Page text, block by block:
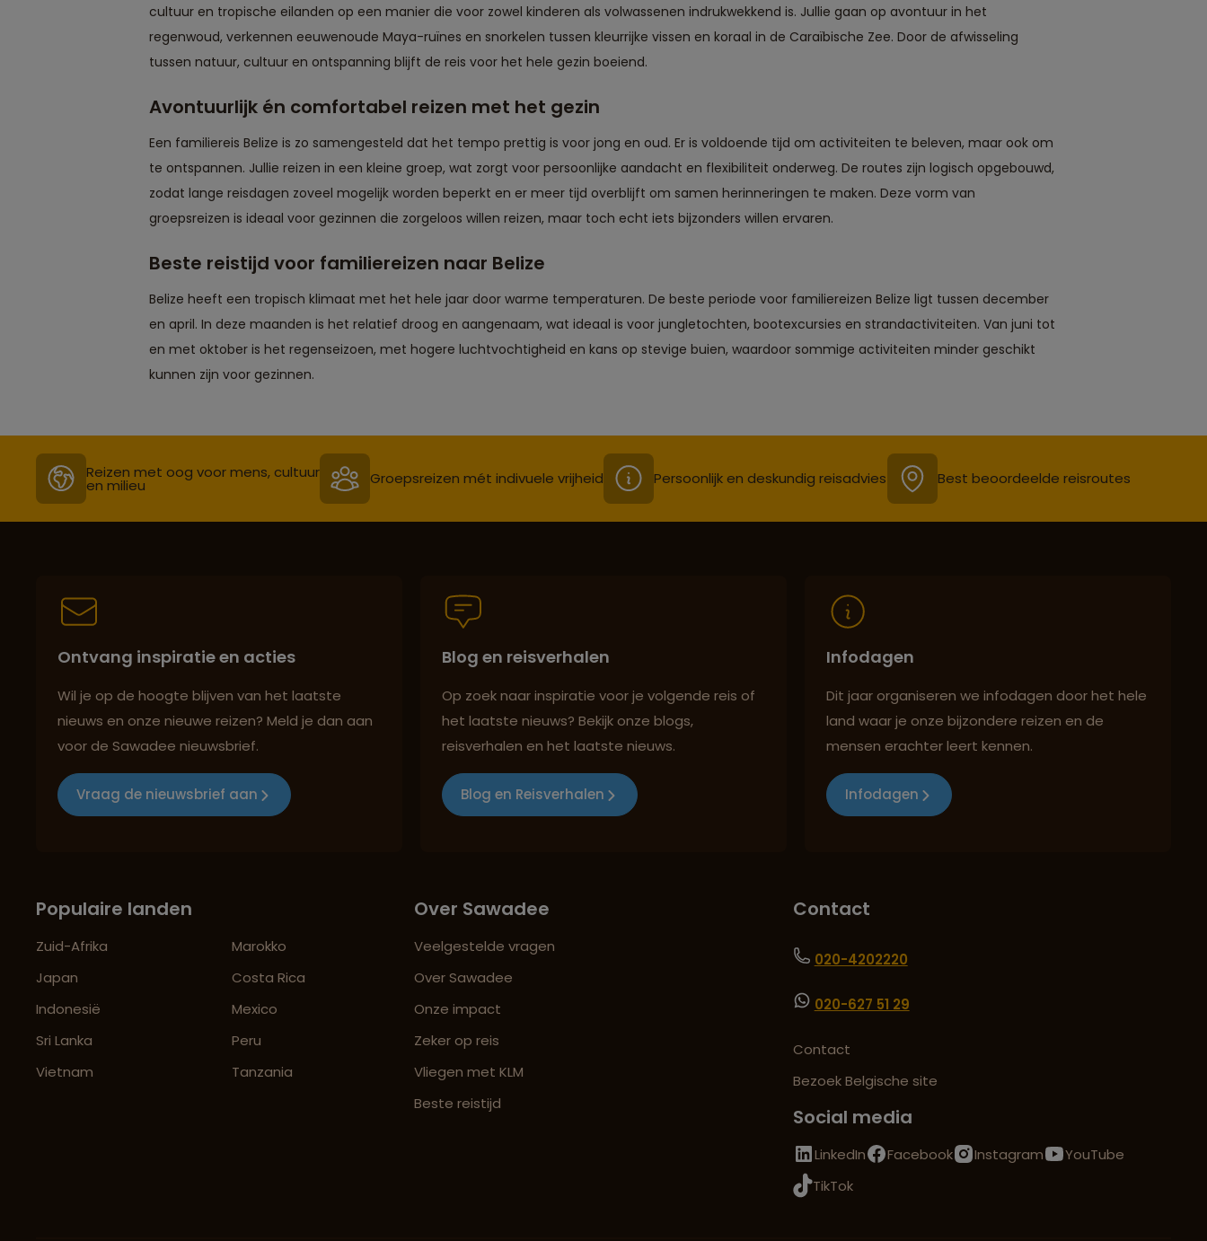
cultuur en tropische eilanden op een manier die voor zowel kinderen als volwassenen indrukwekkend is. Jullie gaan op avontuur in het
regenwoud, verkennen eeuwenoude Maya-ruïnes en snorkelen tussen kleurrijke vissen en koraal in de Caraïbische Zee. Door de afwisseling
tussen natuur, cultuur en ontspanning blijft de reis voor het hele gezin boeiend.
Avontuurlijk én comfortabel reizen met het gezin
Een familiereis Belize is zo samengesteld dat het tempo prettig is voor jong en oud. Er is voldoende tijd om activiteiten te beleven, maar ook om
te ontspannen. Jullie reizen in een kleine groep, wat zorgt voor persoonlijke aandacht en flexibiliteit onderweg. De routes zijn logisch opgebouwd,
zodat lange reisdagen zoveel mogelijk worden beperkt en er meer tijd overblijft om samen herinneringen te maken. Deze vorm van
groepsreizen is ideaal voor gezinnen die zorgeloos willen reizen, maar toch echt iets bijzonders willen ervaren.
Beste reistijd voor familiereizen naar Belize
Belize heeft een tropisch klimaat met het hele jaar door warme temperaturen. De beste periode voor familiereizen Belize ligt tussen december
en april. In deze maanden is het relatief droog en aangenaam, wat ideaal is voor jungletochten, bootexcursies en strandactiviteiten. Van juni tot
en met oktober is het regenseizoen, met hogere luchtvochtigheid en kans op stevige buien, waardoor sommige activiteiten minder geschikt
kunnen zijn voor gezinnen.
Reizen met oog voor mens, cultuur
en milieu Groepsreizen mét indivuele vrijheid Persoonlijk en deskundig reisadvies Best beoordeelde reisroutes
Ontvang inspiratie en acties
Wil je op de hoogte blijven van het laatste
nieuws en onze nieuwe reizen? Meld je dan aan
voor de Sawadee nieuwsbrief.
Vraag de nieuwsbrief aan
Blog en reisverhalen
Op zoek naar inspiratie voor je volgende reis of
het laatste nieuws? Bekijk onze blogs,
reisverhalen en het laatste nieuws.
Blog en Reisverhalen
Infodagen
Dit jaar organiseren we infodagen door het hele
land waar je onze bijzondere reizen en de
mensen erachter leert kennen.
Infodagen
Populaire landen
Zuid-Afrika
Japan
Indonesië
Sri Lanka
Vietnam
Marokko
Costa Rica
Mexico
Peru
Tanzania
Over Sawadee
Veelgestelde vragen
Over Sawadee
Onze impact
Zeker op reis
Vliegen met KLM
Beste reistijd
Contact
020-4202220
020-627 51 29
Contact
Bezoek Belgische site
Social media
LinkedIn Facebook Instagram
YouTube
TikTok